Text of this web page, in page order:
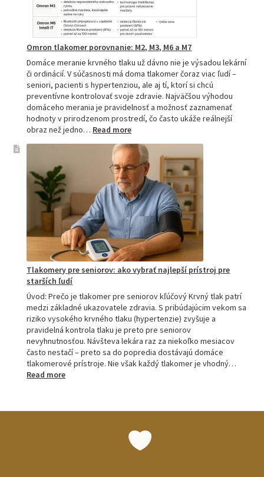
Omron tlakomer porovnanie: M2, M3, M6 a M7
Domáce meranie krvného tlaku už dávno nie je výsadou lekární
či ordinácií. V súčasnosti má doma tlakomer čoraz viac ľudí –
seniori, pacienti s hypertenziou, ale aj tí, ktorí si chcú
preventívne kontrolovať svoje zdravie. Najväčšou výhodou
domáceho merania je pravidelnosť a možnosť zaznamenať
hodnoty v prirodzenom prostredí, čo často ukáže reálnejší
obraz než jedno… Read more:
tlakomer
porovnanie:
M2,
M3,
M6
a
M7
Tlakomery pre seniorov: ako vybrať najlepší prístroj pre
starších ľudí
Úvod: Prečo je tlakomer pre seniorov kľúčový Krvný tlak patrí
medzi základné ukazovatele zdravia. S pribúdajúcim vekom sa
riziko vysokého krvného tlaku (hypertenzie) zvyšuje a
pravidelná kontrola tlaku je preto pre seniorov
nevyhnutnosťou. Návšteva lekára raz za niekoľko mesiacov
často nestačí – preto sa do popredia dostávajú domáce
tlakomerové prístroje. Nie však každý tlakomer je vhodný…
Read more: